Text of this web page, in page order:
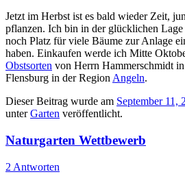
Jetzt im Herbst ist es bald wieder Zeit,
pflanzen. Ich bin in der glücklichen
noch Platz für viele Bäume zur Anlage
haben. Einkaufen werde ich Mitte
Obstsorten von Herrn Hammerschmidt
Flensburg in der Region Angeln.
Dieser Beitrag wurde am September 11,
unterGarten veröffentlicht.
Naturgarten Wettbewerb
2 Antworten